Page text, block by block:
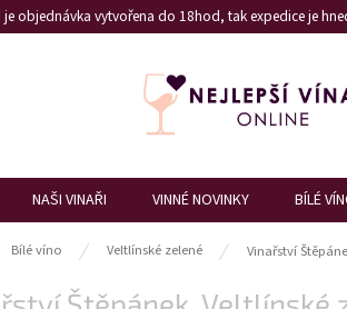
objednávka vytvořena do 18hod, tak expedice je
NAŠI VINAŘI VINNÉ NOVINKY BÍLÉ
Bílé víno Veltlínské zelené Vinařství